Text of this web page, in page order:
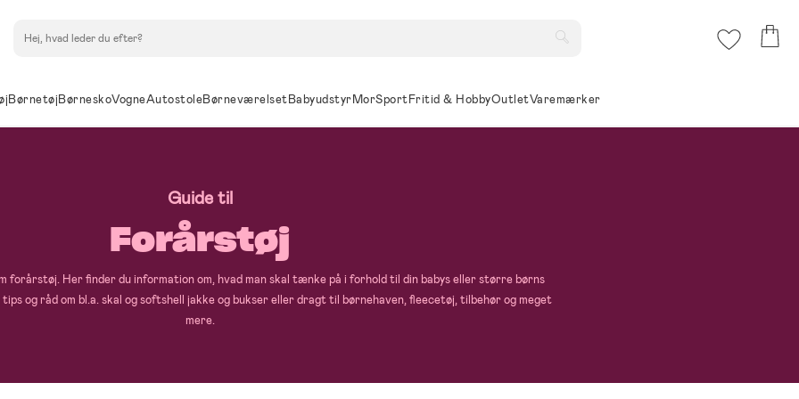
BørnetøjBørneskoVogneAutostoleBørneværelsetBabyudstyrMorSportFritid & HobbyOutletVaremærker
Guide til
Forårstøj
forårstøj. Her finder du information om, hvad man skal tænke på i forhold til din babys eller større børns
og råd om bl.a. skal og softshell jakke og bukser eller dragt til børnehaven, fleecetøj, tilbehør og meget
mere.